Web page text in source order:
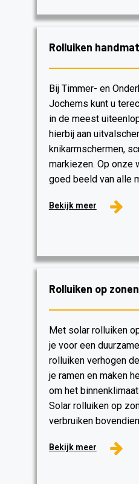
Rolluiken
Bij Timmer- en
Jochems kunt u
in de meest
hierbij aan
knikarmschermen,
markiezen. Op onze
goed beeld van alle
Bekijk meer
Rolluiken op
Met solar rolluiken
je voor een
rolluiken verhogen
je ramen en maken
om het
Solar rolluiken op
verbruiken
Bekijk meer